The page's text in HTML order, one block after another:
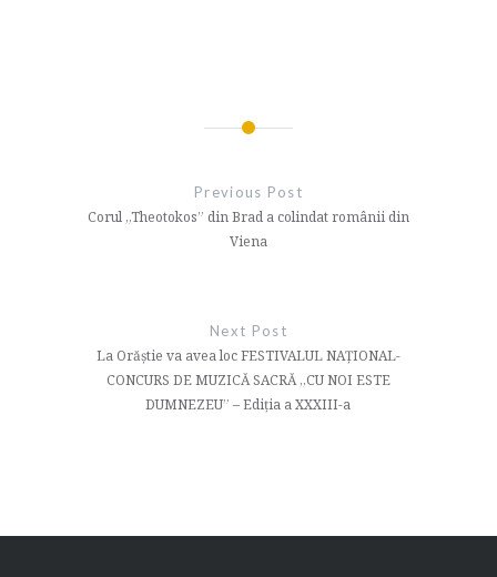
articole
Previous Post
Corul „Theotokos” din Brad a colindat românii din
Viena
Next Post
La Orăștie va avea loc FESTIVALUL NAȚIONAL-
CONCURS DE MUZICĂ SACRĂ „CU NOI ESTE
DUMNEZEU” – Ediția a XXXIII-a